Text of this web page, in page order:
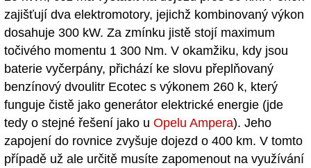
zajišťují dva elektromotory, jejichž kombinovaný výkon
dosahuje 300 kW. Za zmínku jistě stojí maximum
točivého momentu 1 300 Nm. V okamžiku, kdy jsou
baterie vyčerpány, přichází ke slovu přeplňovaný
benzínový dvoulitr Ecotec s výkonem 260 k, který
funguje čistě jako generátor elektrické energie (jde
tedy o stejné řešení jako u Opelu Ampera). Jeho
zapojení do rovnice zvyšuje dojezd o 400 km. V tomto
případě už ale určitě musíte zapomenout na využívání